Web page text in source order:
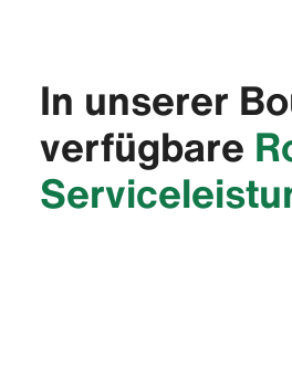
In unserer
verfügbare